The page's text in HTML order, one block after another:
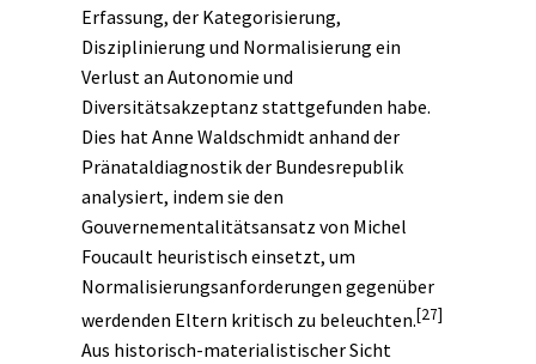
Erfassung, der Kategorisierung,
Disziplinierung und Normalisierung ein
Verlust an Autonomie und
Diversitätsakzeptanz stattgefunden habe.
Dies hat Anne Waldschmidt anhand der
Pränataldiagnostik der Bundesrepublik
analysiert, indem sie den
Gouvernementalitätsansatz von Michel
Foucault heuristisch einsetzt, um
Normalisierungsanforderungen gegenüber
werdenden Eltern kritisch zu beleuchten.[27]
Aus historisch-materialistischer Sicht